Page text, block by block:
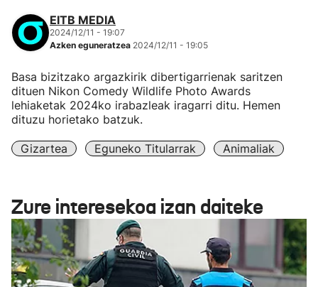
EITB MEDIA
2024/12/11 - 19:07
Azken eguneratzea 2024/12/11 - 19:05
Basa bizitzako argazkirik dibertigarrienak saritzen
dituen Nikon Comedy Wildlife Photo Awards
lehiaketak 2024ko irabazleak iragarri ditu. Hemen
dituzu horietako batzuk.
Gizartea Eguneko Titularrak Animaliak
Zure interesekoa izan daiteke